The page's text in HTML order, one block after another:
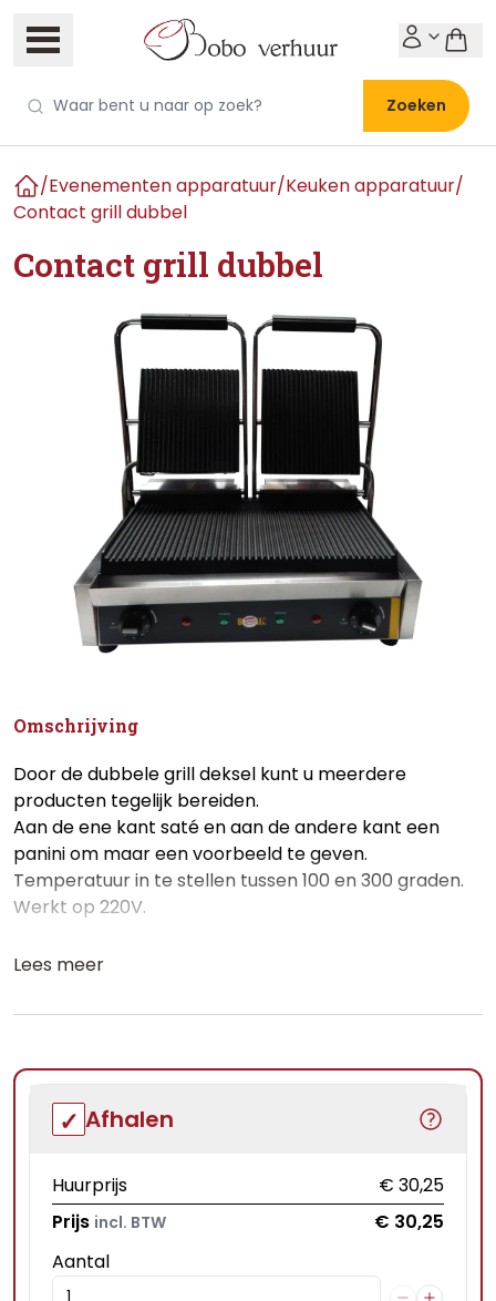
Zoeken
Home
/Evenementen apparatuur/Keuken apparatuur/
Contact grill dubbel
Contact grill dubbel
Omschrijving
Door de dubbele grill deksel kunt u meerdere
producten tegelijk bereiden.
Aan de ene kant saté en aan de andere kant een
panini om maar een voorbeeld te geven.
Temperatuur in te stellen tussen 100 en 300 graden.
Werkt op 220V.
Lees meer
Afhalen
Huurprijs
€ 30,25
Prijs incl. BTW
€ 30,25
Aantal